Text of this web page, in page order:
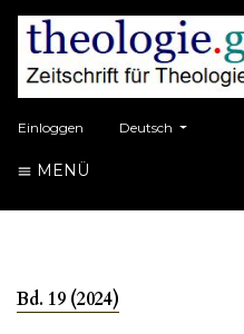
Einloggen Deutsch
MENÜ
Bd. 19 (2024)